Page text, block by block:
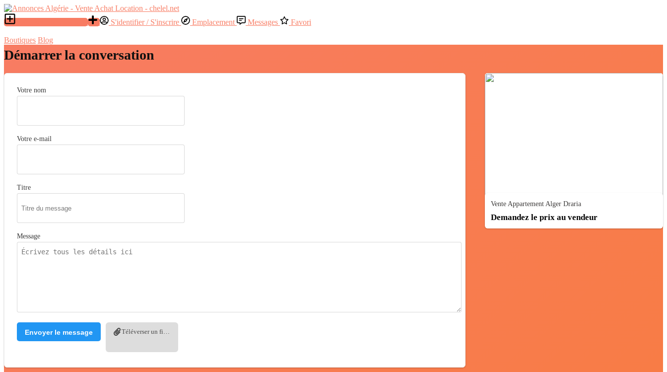
Déposer une annonce S'identifier / S'inscrire Emplacement Messages Favori
Boutiques Blog
Démarrer la conversation
Vente Appartement Alger Draria
Demandez le prix au vendeur
Votre nom
Votre e-mail
Titre
Message
Envoyer le message Téléverser un fichier